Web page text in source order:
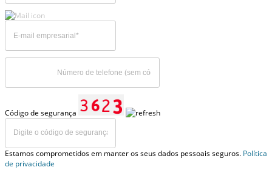
Código de segurança
Estamos comprometidos em manter os seus dados pessoais seguros. Política
de privacidade